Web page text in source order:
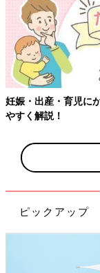
妊娠・出産・育児に
やすく解説！
ピックアップ